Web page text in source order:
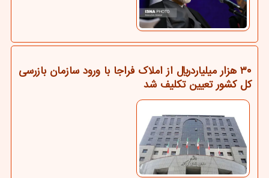
۳۰ هزار میلیاردریال از املاک فراجا با ورود سازمان بازرسی
کل کشور تعیین تکلیف شد